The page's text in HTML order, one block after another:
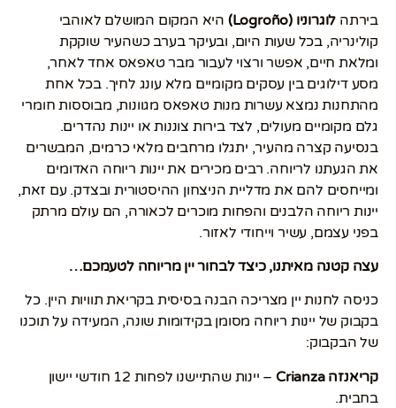
בירתה לוגרוניו (Logroño)
היא המקום המושלם לאוהבי
קולינריה, בכל שעות היום, ובעיקר בערב כשהעיר שוקקת
ומלאת חיים, אפשר ורצוי לעבור מבר טאפאס אחד לאחר,
מסע דילוגים בין עסקים מקומיים מלא עונג לחיך. בכל אחת
מהתחנות נמצא עשרות מנות טאפאס מגוונות, מבוססות חומרי
גלם מקומיים מעולים, לצד בירות צוננות או יינות נהדרים.
בנסיעה קצרה מהעיר, יתגלו מרחבים מלאי כרמים, המבשרים
את הגעתנו לריוחה. רבים מכירים את יינות ריוחה האדומים
ומייחסים להם את מדליית הניצחון ההיסטורית ובצדק. עם זאת,
יינות ריוחה הלבנים והפחות מוכרים לכאורה, הם עולם מרתק
בפני עצמם, עשיר וייחודי לאזור.
עצה קטנה מאיתנו, כיצד לבחור יין מריוחה לטעמכם…
כניסה לחנות יין מצריכה הבנה בסיסית בקריאת תוויות היין. כל
בקבוק של יינות ריוחה מסומן בקידומות שונה, המעידה על תוכנו
של הבקבוק:
קריאנזה Crianza
– יינות שהתיישנו לפחות 12 חודשי יישון
בחבית.